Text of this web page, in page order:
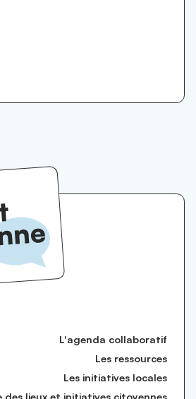
L'agenda collaboratif
Les ressources
Les initiatives locales